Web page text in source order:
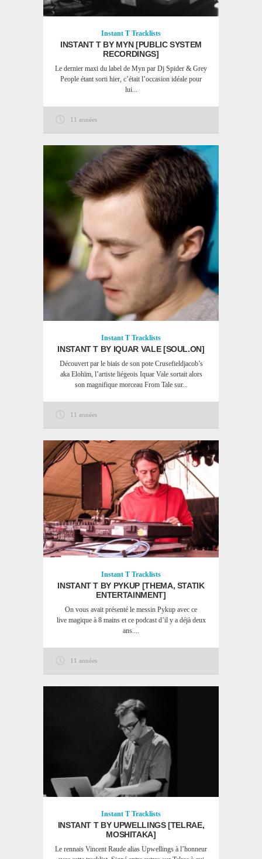
Instant T Tracklists
INSTANT T BY MYN [PUBLIC SYSTEM
RECORDINGS]
Le dernier maxi du label de Myn par Dj Spider & Grey
People étant sorti hier, c’était l’occasion idéale pour
lui...
11 années
Instant T Tracklists
INSTANT T BY IQUAR VALE [SOUL.ON]
Découvert par le biais de son pote Crusefieldjacob’s
aka Elohïm, l’artiste liégeois Iquar Vale sortait alors
son magnifique morceau From Tale sur...
11 années
Instant T Tracklists
INSTANT T BY PYKUP [THEMA, STATIK
ENTERTAINMENT]
On vous avait présenté le messin Pykup avec ce
live magique à 8 mains et ce podcast d’il y a déjà deux
ans....
11 années
Instant T Tracklists
INSTANT T BY UPWELLINGS [TELRAE,
MOSHITAKA]
Le rennais Vincent Raude alias Upwellings à l’honneur